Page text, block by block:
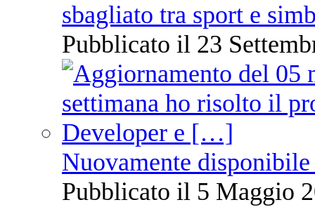
sbagliato tra sport e
Pubblicato il 23
Nuovamente
Pubblicato il 5 Maggio